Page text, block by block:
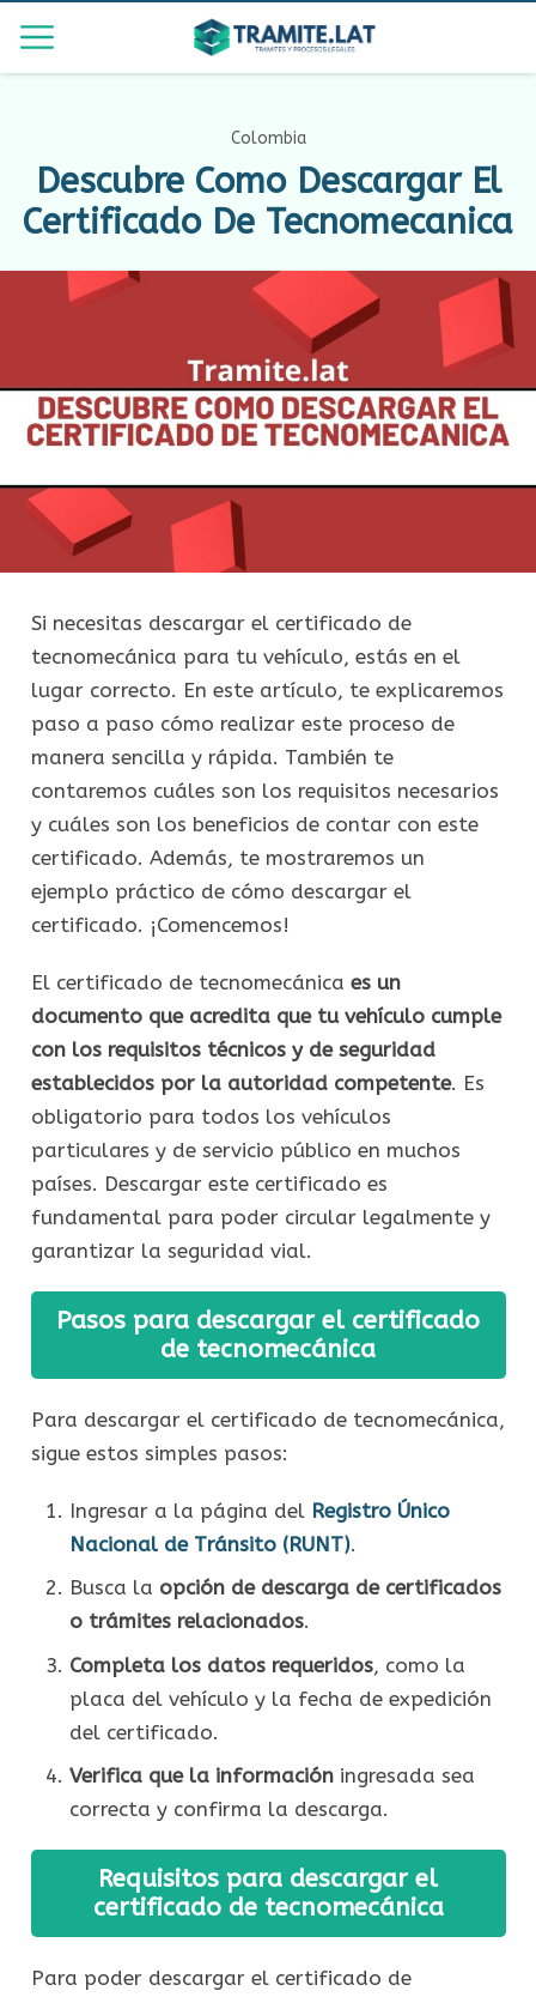
Colombia
Descubre Como Descargar El
Certificado De Tecnomecanica
Si necesitas descargar el certificado de
tecnomecánica para tu vehículo, estás en el
lugar correcto. En este artículo, te explicaremos
paso a paso cómo realizar este proceso de
manera sencilla y rápida. También te
contaremos cuáles son los requisitos necesarios
y cuáles son los beneficios de contar con este
certificado. Además, te mostraremos un
ejemplo práctico de cómo descargar el
certificado. ¡Comencemos!
El certificado de tecnomecánica es un
documento que acredita que tu vehículo cumple
con los requisitos técnicos y de seguridad
establecidos por la autoridad competente. Es
obligatorio para todos los vehículos
particulares y de servicio público en muchos
países. Descargar este certificado es
fundamental para poder circular legalmente y
garantizar la seguridad vial.
Pasos para descargar el certificado
de tecnomecánica
Para descargar el certificado de tecnomecánica,
sigue estos simples pasos:
Ingresar a la página del Registro Único
Nacional de Tránsito (RUNT).
Busca la opción de descarga de certificados
o trámites relacionados.
Completa los datos requeridos, como la
placa del vehículo y la fecha de expedición
del certificado.
Verifica que la informacióningresada sea
correcta y confirma la descarga.
Requisitos para descargar el
certificado de tecnomecánica
Para poder descargar el certificado de